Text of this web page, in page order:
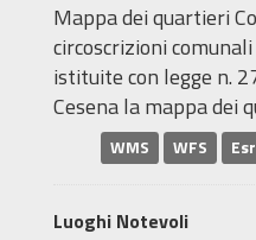
Mappa dei quartieri
circoscrizioni
istituite con legge n.
Cesena la mappa dei
WMS WFS
Luoghi Notevoli